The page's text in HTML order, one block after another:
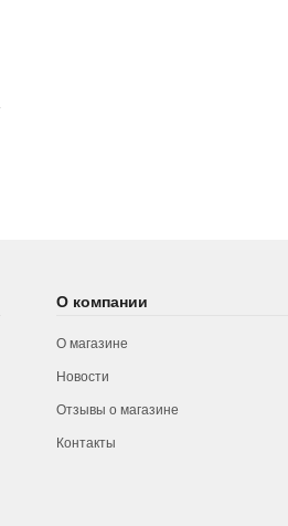
О компании
О магазине
Новости
Отзывы о магазине
Контакты